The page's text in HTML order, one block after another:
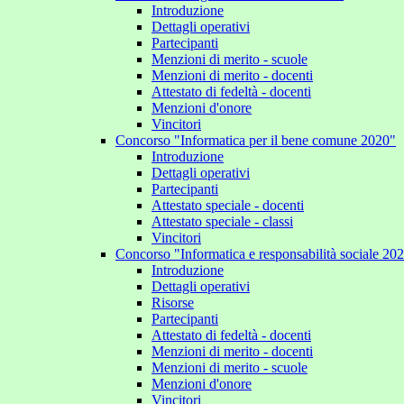
Introduzione
Dettagli operativi
Partecipanti
Menzioni di merito - scuole
Menzioni di merito - docenti
Attestato di fedeltà - docenti
Menzioni d'onore
Vincitori
Concorso "Informatica per il bene comune 2020"
Introduzione
Dettagli operativi
Partecipanti
Attestato speciale - docenti
Attestato speciale - classi
Vincitori
Concorso "Informatica e responsabilità sociale
Introduzione
Dettagli operativi
Risorse
Partecipanti
Attestato di fedeltà - docenti
Menzioni di merito - docenti
Menzioni di merito - scuole
Menzioni d'onore
Vincitori